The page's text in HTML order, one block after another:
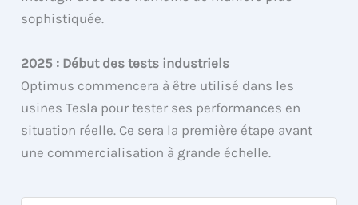
sophistiquée.
2025 : Début des tests industriels
Optimus commencera à être utilisé dans les
usines Tesla pour tester ses performances en
situation réelle. Ce sera la première étape avant
une commercialisation à grande échelle.